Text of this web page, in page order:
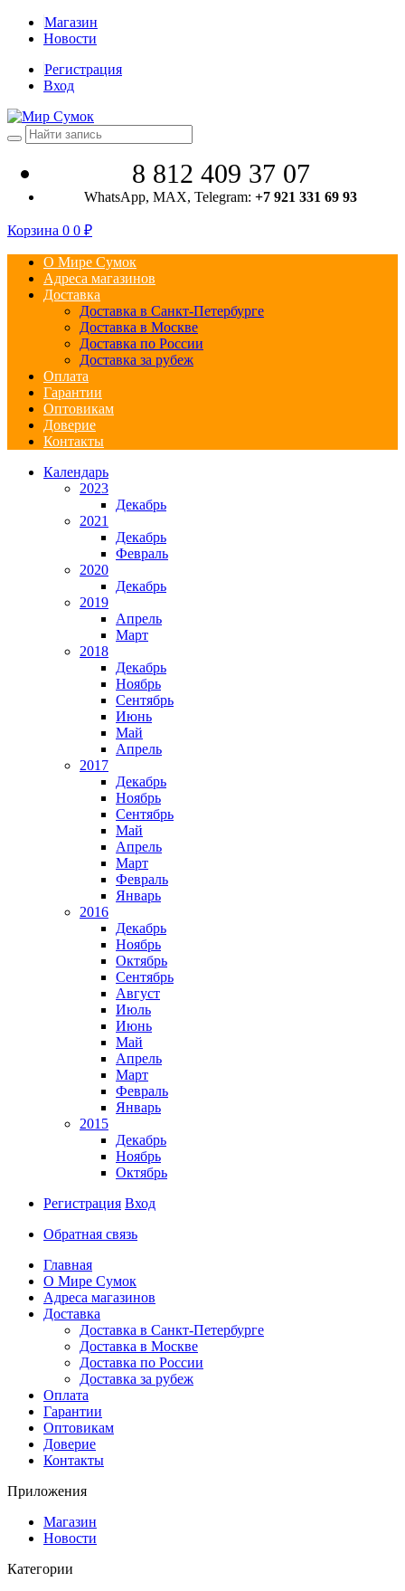
Магазин
Новости
Регистрация
Вход
8 812 409 37 07
WhatsApp, MAX, Telegram: +7 921 331 69 93
Корзина 0 0 ₽
О Мире Сумок
Адреса магазинов
Доставка
Доставка в Санкт-Петербурге
Доставка в Москве
Доставка по России
Доставка за рубеж
Оплата
Гарантии
Оптовикам
Доверие
Контакты
Календарь
2023
Декабрь
2021
Декабрь
Февраль
2020
Декабрь
2019
Апрель
Март
2018
Декабрь
Ноябрь
Сентябрь
Июнь
Май
Апрель
2017
Декабрь
Ноябрь
Сентябрь
Май
Апрель
Март
Февраль
Январь
2016
Декабрь
Ноябрь
Октябрь
Сентябрь
Август
Июль
Июнь
Май
Апрель
Март
Февраль
Январь
2015
Декабрь
Ноябрь
Октябрь
Регистрация Вход
Обратная связь
Главная
О Мире Сумок
Адреса магазинов
Доставка
Доставка в Санкт-Петербурге
Доставка в Москве
Доставка по России
Доставка за рубеж
Оплата
Гарантии
Оптовикам
Доверие
Контакты
Приложения
Магазин
Новости
Категории